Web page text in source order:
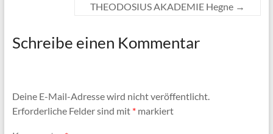
THEODOSIUS AKADEMIE Hegne →
Schreibe einen Kommentar
Deine E-Mail-Adresse wird nicht veröffentlicht.
Erforderliche Felder sind mit *markiert